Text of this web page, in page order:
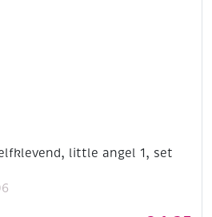
little angel 1, set